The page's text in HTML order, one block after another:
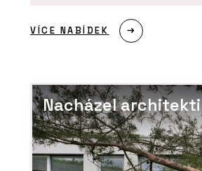
VÍCE NABÍDEK
Nacházel architekti